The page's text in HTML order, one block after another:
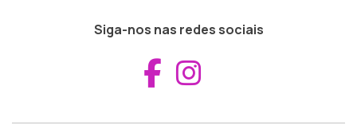
Siga-nos nas redes sociais
Aceder ao